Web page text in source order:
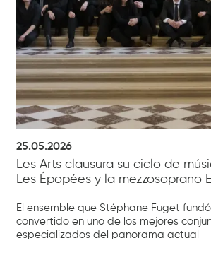
25.05.2026
Les Arts clausura su ciclo de
Les Épopées y la mezzosoprano
El ensemble que Stéphane Fuget
convertido en uno de los mejores
especializados del panorama actual